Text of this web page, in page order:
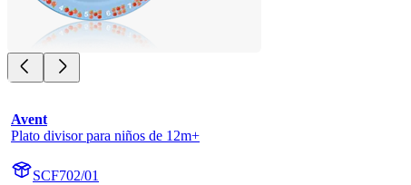
Avent
Plato divisor para niños de 12m+
SCF702/01